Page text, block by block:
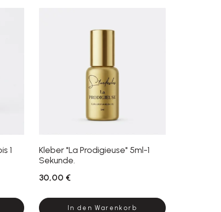
1
Kleber "La Prodigieuse" 5ml-1
Sekunde.
30,00 €
In den Warenkorb